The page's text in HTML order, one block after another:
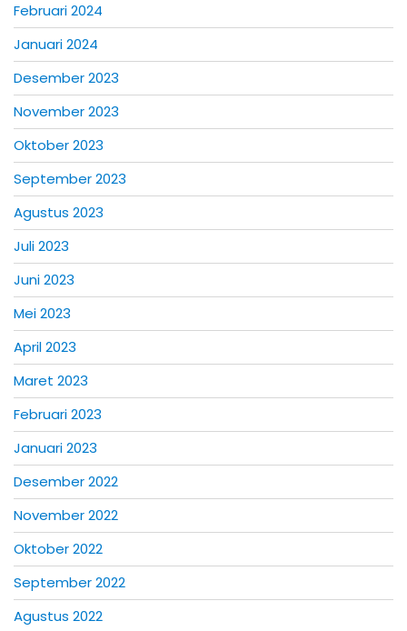
Februari 2024
Januari 2024
Desember 2023
November 2023
Oktober 2023
September 2023
Agustus 2023
Juli 2023
Juni 2023
Mei 2023
April 2023
Maret 2023
Februari 2023
Januari 2023
Desember 2022
November 2022
Oktober 2022
September 2022
Agustus 2022